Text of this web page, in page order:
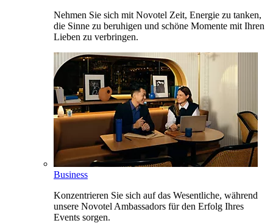
Nehmen Sie sich mit Novotel Zeit, Energie zu tanken,
die Sinne zu beruhigen und schöne Momente mit Ihren
Lieben zu verbringen.
Business
Konzentrieren Sie sich auf das Wesentliche, während
unsere Novotel Ambassadors für den Erfolg Ihres
Events sorgen.